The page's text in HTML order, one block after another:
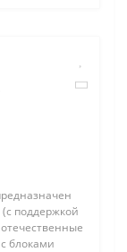
поддержкой
блоками